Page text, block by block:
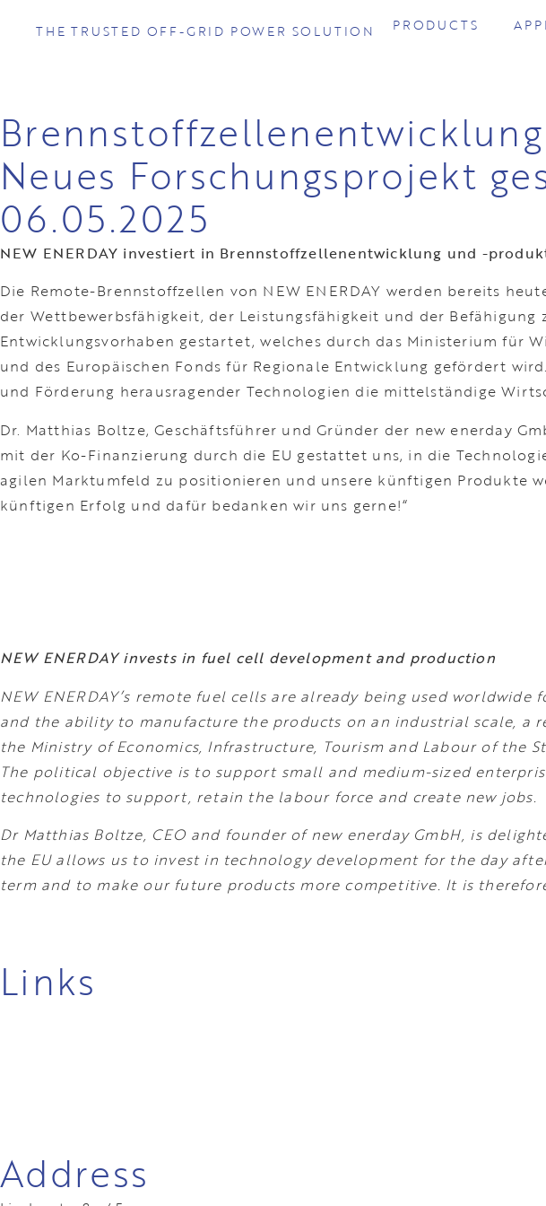
THE TRUSTED OFF-GRID POWER SOLUTION PRODUCTS
Neues Forschungsprojekt
06.05.2025
NEW ENERDAY investiert in Brennstoffzellenentwicklung und -
Die Remote-Brennstoffzellen von NEW ENERDAY werden bereits
der Wettbewerbsfähigkeit, der Leistungsfähigkeit und der
Entwicklungsvorhaben gestartet, welches durch das Ministerium für
und des Europäischen Fonds für Regionale Entwicklung gefördert
und Förderung herausragender Technologien die mittelständige
Dr. Matthias Boltze, Geschäftsführer und Gründer der new enerday
mit der Ko-Finanzierung durch die EU gestattet uns, in die
agilen Marktumfeld zu positionieren und unsere künftigen Produkte
künftigen Erfolg und dafür bedanken wir uns gerne!“
NEW ENERDAY invests in fuel cell development and production
NEW ENERDAY’s remote fuel cells are already being used
and the ability to manufacture the products on an industrial scale, a
the Ministry of Economics, Infrastructure, Tourism and Labour of the
The political objective is to support small and medium-sized
technologies to support, retain the labour force and create new jobs.
Dr Matthias Boltze, CEO and founder of new enerday GmbH, is
the EU allows us to invest in technology development for the day
term and to make our future products more competitive. It is
Links
Address